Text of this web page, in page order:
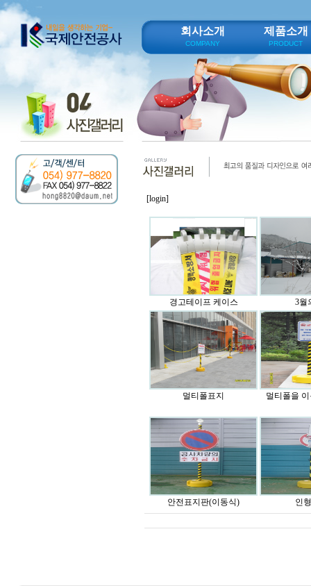
회사소개
COMPANY
제품소개
PRODUCT
[login]
경고테이프 케이스 3월
멀티폴표지 멀티폴을
안전표지판(이동식) 인